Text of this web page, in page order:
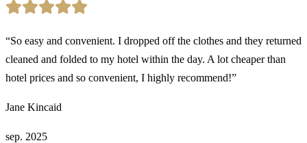
“So easy and convenient. I dropped off the clothes and they returned
cleaned and folded to my hotel within the day. A lot cheaper than
hotel prices and so convenient, I highly recommend!”
Jane Kincaid
sep. 2025